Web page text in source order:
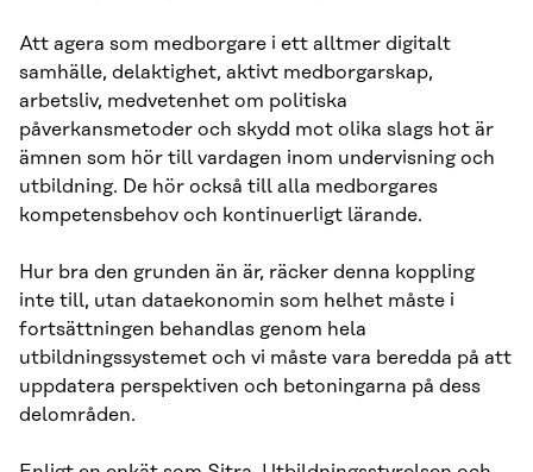
Att agera som medborgare i ett alltmer digitalt
samhälle, delaktighet, aktivt medborgarskap,
arbetsliv, medvetenhet om politiska
påverkansmetoder och skydd mot olika slags hot är
ämnen som hör till vardagen inom undervisning och
utbildning. De hör också till alla medborgares
kompetensbehov och kontinuerligt lärande.
Hur bra den grunden än är, räcker denna koppling
inte till, utan dataekonomin som helhet måste i
fortsättningen behandlas genom hela
utbildningssystemet och vi måste vara beredda på att
uppdatera perspektiven och betoningarna på dess
delområden.